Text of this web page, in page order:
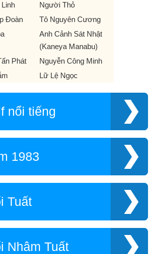
Người Thỏ
Đoàn
Tô Nguyên Cương
Anh Cảnh Sát Nhật
(Kaneya Manabu)
Phát
Nguyễn Công Minh
Lữ Lệ Ngọc
nổi tiếng
1983
Tuất
Nhâm Tuất